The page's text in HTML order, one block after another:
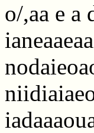
o/,aa e a